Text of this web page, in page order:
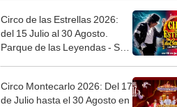
Circo de las Estrellas 2026:
del 15 Julio al 30 Agosto.
Parque de las Leyendas - San
Circo Montecarlo 2026: Del 17
de Julio hasta el 30 Agosto en